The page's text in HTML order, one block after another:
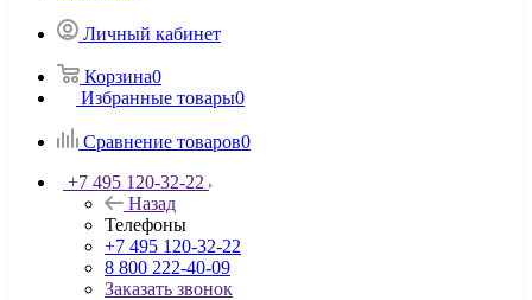
Личный кабинет
Корзина0
Избранные товары0
Сравнение товаров0
+7 495 120-32-22
Назад
Телефоны
+7 495 120-32-22
8 800 222-40-09
Заказать звонок